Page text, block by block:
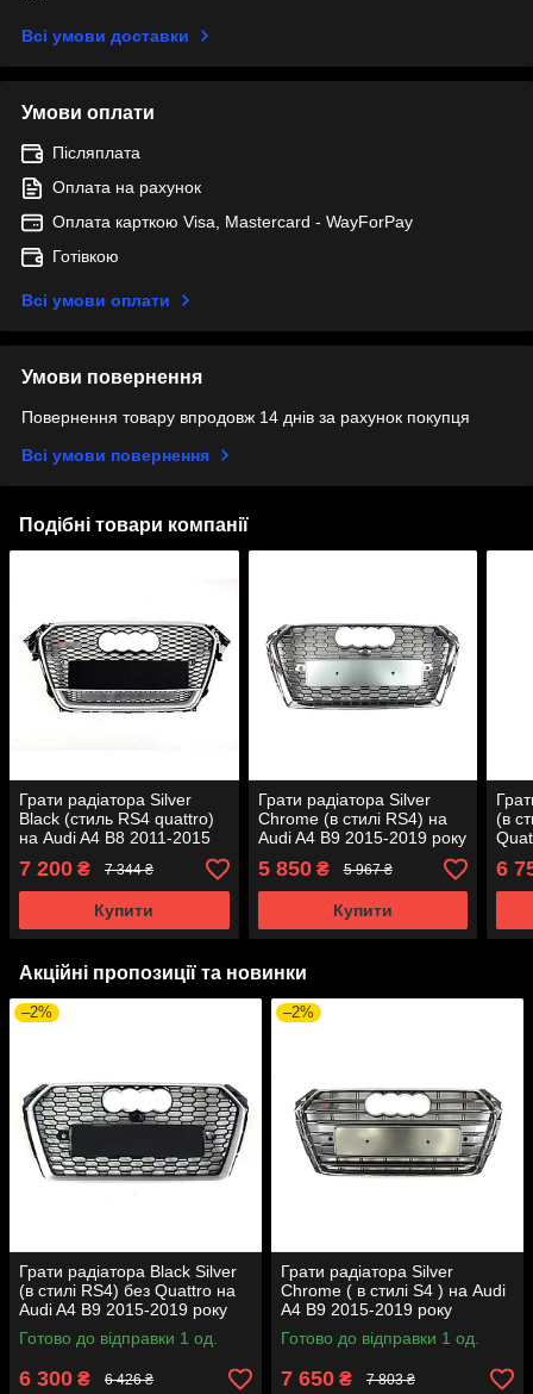
Всі умови доставки
Умови оплати
Післяплата
Оплата на рахунок
Оплата карткою Visa, Mastercard - WayForPay
Готівкою
Всі умови оплати
Умови повернення
Повернення товару впродовж 14 днів за рахунок покупця
Всі умови повернення
Подібні товари компанії
Грати радіатора Silver
Black (стиль RS4 quattro)
на Audi A4 B8 2011-2015
року
7 200 ₴ 7 344 ₴
Купити
Грати радіатора Silver
Chrome (в стилі RS4) на
Audi A4 B9 2015-2019 року
5 850₴ 5 967 ₴
Купити
(в
6
Акційні пропозиції та новинки
–2%
Грати радіатора Black Silver
(в стилі RS4) без Quattro на
Audi A4 B9 2015-2019 року
Готово до відправки 1 од.
6 300 ₴ 6 426 ₴
–2%
Грати радіатора Silver
Chrome ( в стилі S4 ) на Audi
A4 B9 2015-2019 року
Готово до відправки 1 од.
7 650 ₴ 7 803 ₴